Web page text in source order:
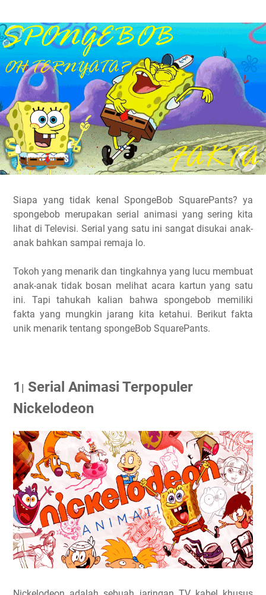
Siapa yang tidak kenal SpongeBob SquarePants? ya
spongebob merupakan serial animasi yang sering kita
lihat di Televisi. Serial yang satu ini sangat disukai anak-
anak bahkan sampai remaja lo.
Tokoh yang menarik dan tingkahnya yang lucu membuat
anak-anak tidak bosan melihat acara kartun yang satu
ini. Tapi tahukah kalian bahwa spongebob memiliki
fakta yang mungkin jarang kita ketahui. Berikut fakta
unik menarik tentang spongeBob SquarePants.
1 | Serial Animasi Terpopuler
Nickelodeon